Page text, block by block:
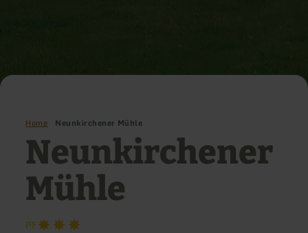
Home Neunkirchener Mühle
Neunkirchener
Mühle
PF